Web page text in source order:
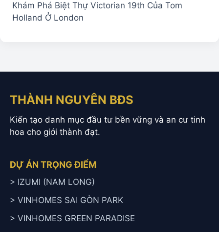
Khám Phá Biệt Thự Victorian 19th Của Tom
Holland Ở London
THÀNH NGUYÊN BĐS
Kiến tạo danh mục đầu tư bền vững và an cư tinh
hoa cho giới thành đạt.
DỰ ÁN TRỌNG ĐIỂM
> IZUMI (NAM LONG)
> VINHOMES SAI GÒN PARK
> VINHOMES GREEN PARADISE